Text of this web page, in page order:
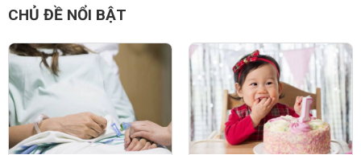
CHỦ ĐỀ NỔI BẬT